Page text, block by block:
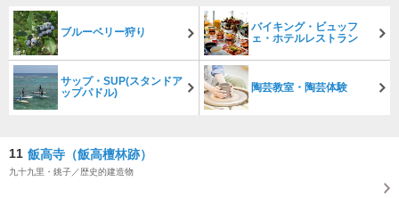
ブルーベリー狩り
バイキング・ビュッフ
ェ・ホテルレストラン
サップ・SUP(スタンドア
ップパドル)
陶芸教室・陶芸体験
11 飯高寺（飯高檀林跡）
九十九里・銚子／歴史的建造物